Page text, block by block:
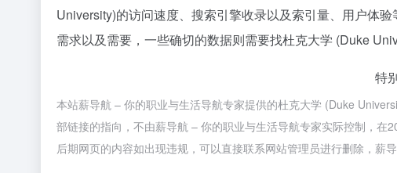
University)的访问速度、搜索引擎收录以及索引量、用户体
需求以及需要，一些确切的数据则需要找杜克大学 (Duke
特
本站薪导航 – 你的职业与生活导航专家提供的杜克大学 (Duke
部链接的指向，不由薪导航 – 你的职业与生活导航专家实际控制，在
后期网页的内容如出现违规，可以直接联系网站管理员进行删除，薪